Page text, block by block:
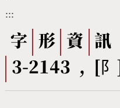
筆順序查詢
CNS查詢
字形下載
熱門查詢統計
:::
字 形 資
訊
3-2143 , [